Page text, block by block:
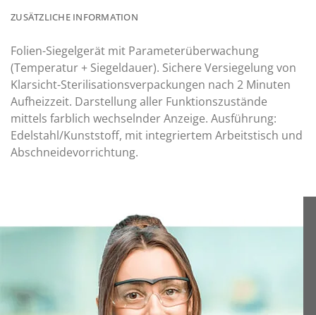
ZUSÄTZLICHE INFORMATION
Folien-Siegelgerät mit Parameterüberwachung
(Temperatur + Siegeldauer). Sichere Versiegelung von
Klarsicht-Sterilisationsverpackungen nach 2 Minuten
Aufheizzeit. Darstellung aller Funktionszustände
mittels farblich wechselnder Anzeige. Ausführung:
Edelstahl/Kunststoff, mit integriertem Arbeitstisch und
Abschneidevorrichtung.